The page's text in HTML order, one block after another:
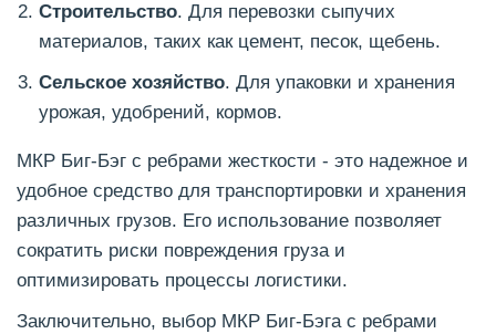
Строительство. Для перевозки сыпучих
материалов, таких как цемент, песок, щебень.
Сельское хозяйство. Для упаковки и хранения
урожая, удобрений, кормов.
МКР Биг-Бэг с ребрами жесткости - это надежное и
удобное средство для транспортировки и хранения
различных грузов. Его использование позволяет
сократить риски повреждения груза и
оптимизировать процессы логистики.
Заключительно, выбор МКР Биг-Бэга с ребрами